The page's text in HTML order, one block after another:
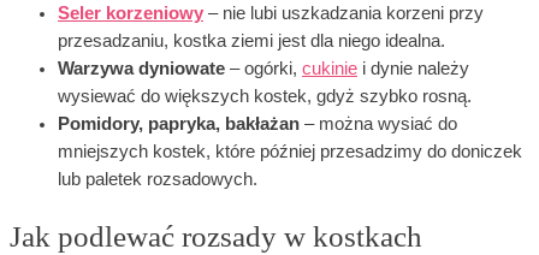
Seler korzeniowy – nie lubi uszkadzania korzeni przy
przesadzaniu, kostka ziemi jest dla niego idealna.
Warzywa dyniowate – ogórki, cukinie i dynie należy
wysiewać do większych kostek, gdyż szybko rosną.
Pomidory, papryka, bakłażan – można wysiać do
mniejszych kostek, które później przesadzimy do doniczek
lub paletek rozsadowych.
Jak podlewać rozsady w kostkach